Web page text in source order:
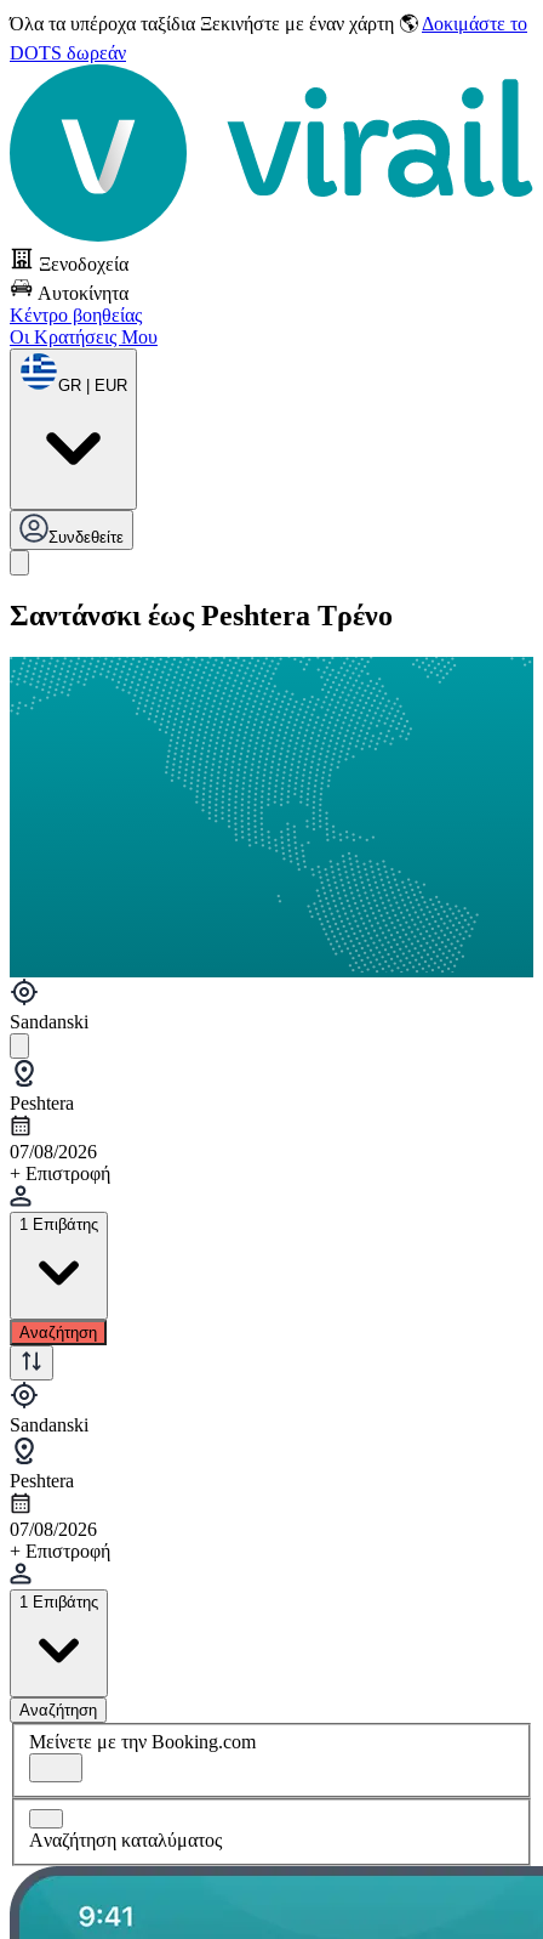
Όλα τα υπέροχα ταξίδια Ξεκινήστε με έναν χάρτη 🌎 Δοκιμάστε το
DOTS δωρεάν
Ξενοδοχεία
Αυτοκίνητα
Κέντρο βοηθείας
Οι Κρατήσεις Μου
GR | EUR
Συνδεθείτε
Σαντάνσκι έως Peshtera Τρένο
Sandanski
Peshtera
07/08/2026
+ Επιστροφή
1 Επιβάτης
Αναζήτηση
Sandanski
Peshtera
07/08/2026
+ Επιστροφή
1 Επιβάτης
Αναζήτηση
Μείνετε με την Booking.com
Aναζήτηση καταλύματος